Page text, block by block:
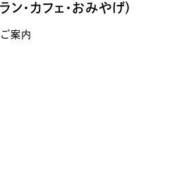
ン・カフェ・おみやげ）
案内